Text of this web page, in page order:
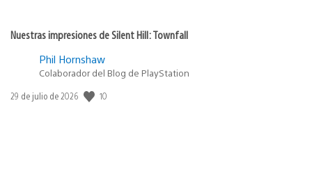
Nuestras impresiones de Silent Hill: Townfall
Phil Hornshaw
Colaborador del Blog de PlayStation
Fecha
29 de julio de 2026 10